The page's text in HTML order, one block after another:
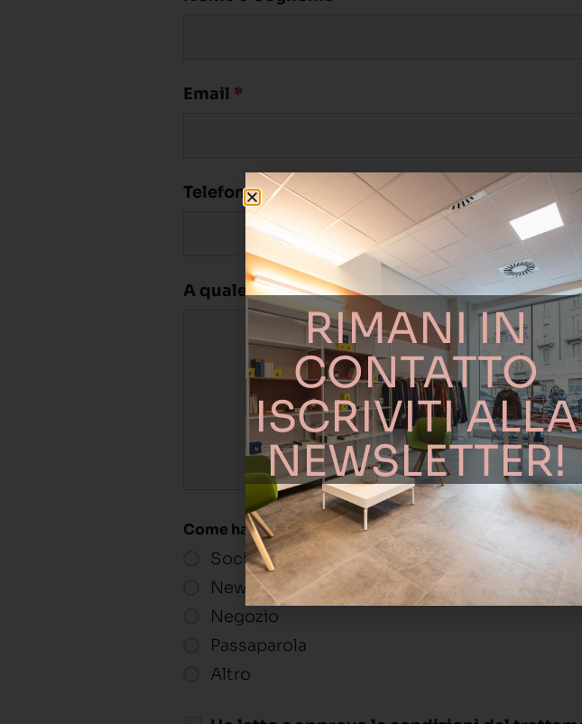
Email *
Telefono
A quale evento vuoi partecipare
Come hai saputo dell'evento?
Social network
Newsletter
Negozio
Passaparola
Altro
RIMANI IN
CONTATTO
ISCRIVITI ALLA
NEWSLETTER!